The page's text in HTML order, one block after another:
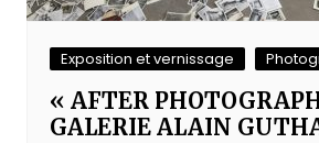
Exposition et vernissage
« AFTER
GALERIE ALAIN